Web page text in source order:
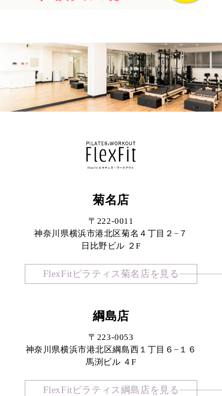
菊名店
〒222-0011
神奈川県横浜市港北区菊名４丁目２−７
日比野ビル ２F
FlexFitピラティス菊名店を見る
綱島店
〒223-0053
神奈川県横浜市港北区綱島西１丁目６−１６
馬渕ビル ４F
FlexFitピラティス綱島店を見る